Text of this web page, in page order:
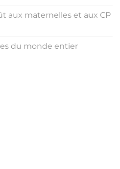
aux maternelles et aux CP
du monde entier